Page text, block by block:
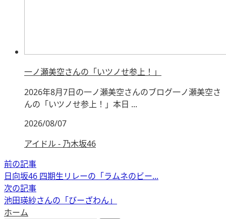
一ノ瀬美空さんの「いツノせ参上！」
2026年8月7日の一ノ瀬美空さんのブログ一ノ瀬美空さ
んの「いツノせ参上！」本日 ...
2026/08/07
アイドル - 乃木坂46
前の記事
日向坂46 四期生リレーの「ラムネのビー...
次の記事
池田瑛紗さんの「びーざわん」
ホーム